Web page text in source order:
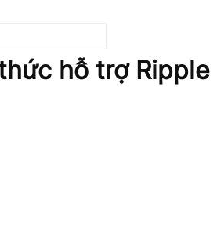
hỗ trợ